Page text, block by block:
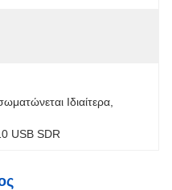
Ιδιαίτερα
USB SDR